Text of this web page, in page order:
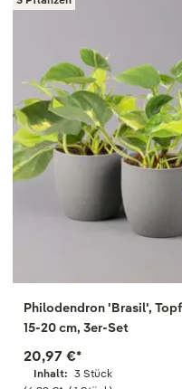
Philodendron 'Brasil',
15-20 cm, 3er-Set
Inhalt: 3 Stück
20,97 €*